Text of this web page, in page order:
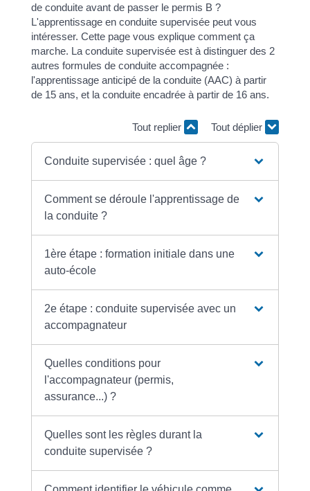
de conduite avant de passer le permis B ?
L'apprentissage en conduite supervisée peut vous
intéresser. Cette page vous explique comment ça
marche. La conduite supervisée est à distinguer des 2
autres formules de conduite accompagnée :
l'apprentissage anticipé de la conduite (AAC) à partir
de 15 ans, et la conduite encadrée à partir de 16 ans.
Tout replier Tout déplier
Conduite supervisée : quel âge ?
Comment se déroule l'apprentissage de
la conduite ?
1ère étape : formation initiale dans une
auto-école
2e étape : conduite supervisée avec un
accompagnateur
Quelles conditions pour
l'accompagnateur (permis,
assurance...) ?
Quelles sont les règles durant la
conduite supervisée ?